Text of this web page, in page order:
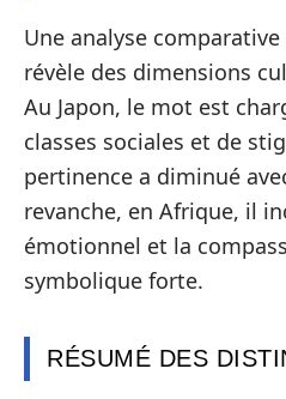
Une analyse
révèle des dimensions
Au Japon, le mot est
classes sociales et de
pertinence a diminué
revanche, en Afrique, il
émotionnel et la
symbolique forte.
RÉSUMÉ DES